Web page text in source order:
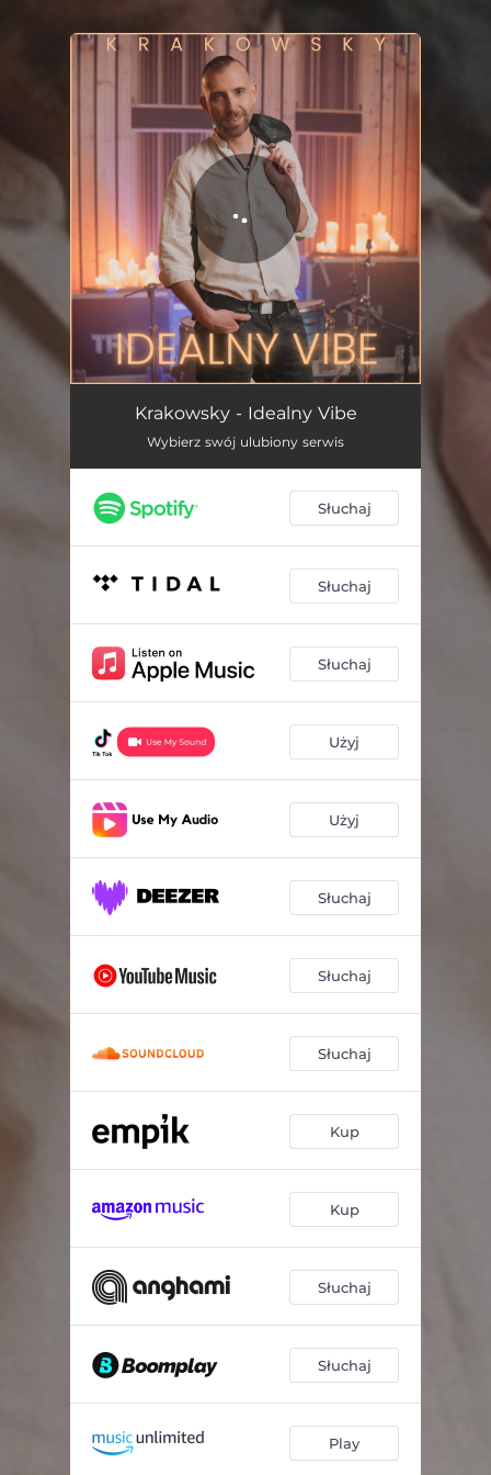
You're all set!
Idealny Vibe 04:03
Krakowsky - Idealny Vibe
Wybierz swój ulubiony serwis
Słuchaj
Słuchaj
Słuchaj
Użyj
Użyj
Słuchaj
Słuchaj
Słuchaj
Kup
Kup
Słuchaj
Słuchaj
Play